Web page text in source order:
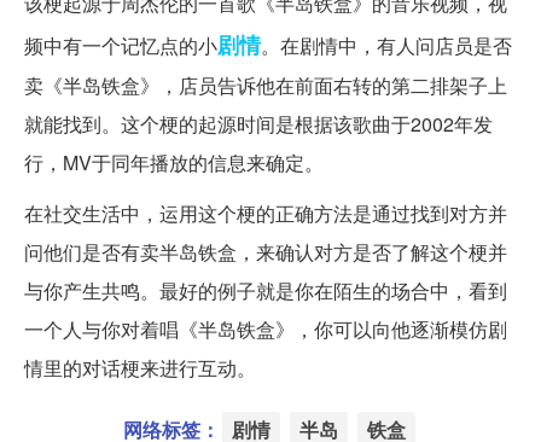
频中有一个记忆点的小剧情。在剧情中，有人问店员是否
卖《半岛铁盒》，店员告诉他在前面右转的第二排架子上
就能找到。这个梗的起源时间是根据该歌曲于2002年发
行，MV于同年播放的信息来确定。
在社交生活中，运用这个梗的正确方法是通过找到对方并
问他们是否有卖半岛铁盒，来确认对方是否了解这个梗并
与你产生共鸣。最好的例子就是你在陌生的场合中，看到
一个人与你对着唱《半岛铁盒》，你可以向他逐渐模仿剧
情里的对话梗来进行互动。
网络标签： 剧情 半岛 铁盒